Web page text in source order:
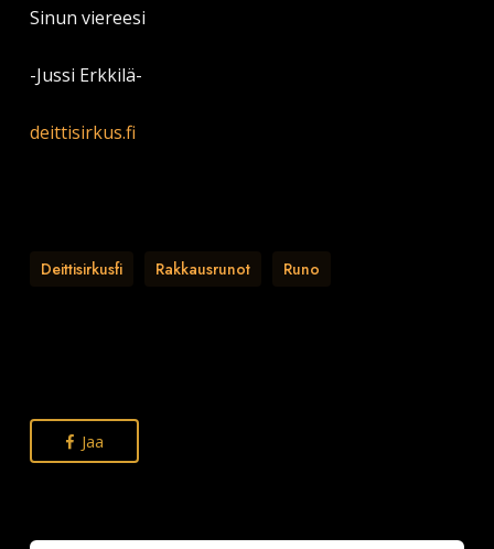
Sinun viereesi
-Jussi Erkkilä-
deittisirkus.fi
Deittisirkusfi Rakkausrunot Runo
Jaa